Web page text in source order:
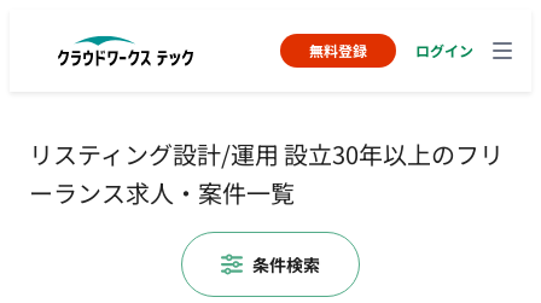
無料登録 ログイン
リスティング設計/運用 設立30年以上のフリ
ーランス求人・案件一覧
条件検索